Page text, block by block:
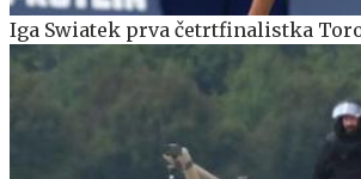
Iga Swiatek prva četrtfinalistka